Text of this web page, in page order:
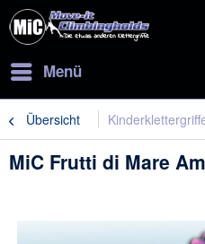
Menü
Übersicht
MiC Frutti di Mare